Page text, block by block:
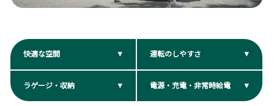
快適な空間 運転のしやすさ
ラゲージ・収納 電源・充電・非常時給電